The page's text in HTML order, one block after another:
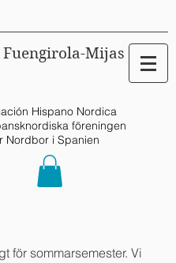
Fuengirola-Mijas
Hispano Nordica
föreningen
Nordbor i Spanien
för sommarsemester. Vi